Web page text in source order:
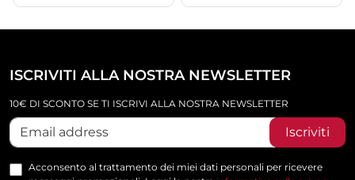
ISCRIVITI ALLA NOSTRA NEWSLETTER
10€ DI SCONTO SE TI ISCRIVI ALLA NOSTRA NEWSLETTER
Iscriviti
Acconsento al trattamento dei miei dati personali per ricevere